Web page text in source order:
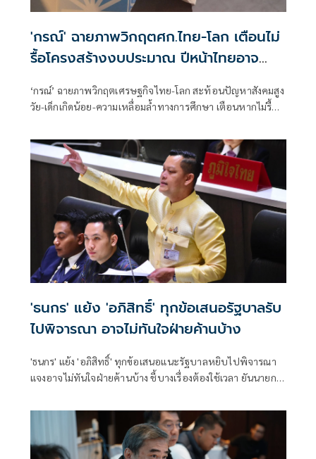
'กรณ์' ฉายภาพวิกฤตศก.ไทย-โลก เตือนไม่
รื้อโครงสร้างงบประมาณ ปีหน้าไทยอาจ
‘กรณ์’ ฉายภาพวิกฤตเศรษฐกิจไทย-โลก สะท้อนปัญหาสังคมสูง
วัย-เด็กเกิดน้อย-ความเหลื่อมล้ำทางการศึกษา เตือนหากไม่รื้อ
สังคายนางบฯ และปฏิรูปการเมืองด่วน
'ธนกร' แย้ง 'อภิสิทธิ์' ทุกข้อเสนอรัฐบาลรับ
ไปพิจารณา อาจไม่ทันใจฝ่ายค้านบ้าง
'ธนกร' แย้ง 'อภิสิทธิ์' ทุกข้อเสนอแนะรัฐบาลหยิบไปพิจารณา
แจงอาจไม่ทันใจฝ่ายค้านบ้าง ชี้บางเรื่องต้องใช้เวลา ยันนายกฯ